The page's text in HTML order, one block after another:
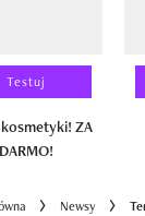
element
Testuj
ZA
DARMO!
Newsy